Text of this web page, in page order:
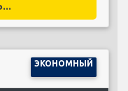
ЭКОНОМНЫЙ